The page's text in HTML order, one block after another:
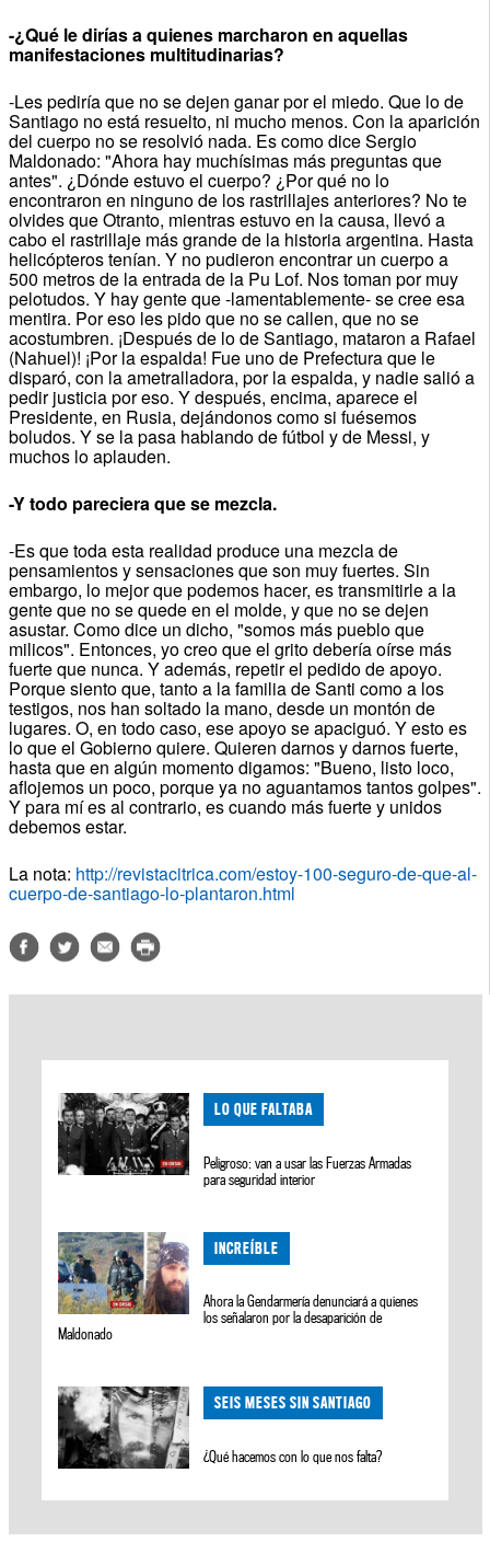
-¿Qué le dirías a quienes marcharon en aquellas
manifestaciones multitudinarias?
-Les pediría que no se dejen ganar por el miedo. Que lo de
Santiago no está resuelto, ni mucho menos. Con la aparición
del cuerpo no se resolvió nada. Es como dice Sergio
Maldonado: "Ahora hay muchísimas más preguntas que
antes". ¿Dónde estuvo el cuerpo? ¿Por qué no lo
encontraron en ninguno de los rastrillajes anteriores? No te
olvides que Otranto, mientras estuvo en la causa, llevó a
cabo el rastrillaje más grande de la historia argentina. Hasta
helicópteros tenían. Y no pudieron encontrar un cuerpo a
500 metros de la entrada de la Pu Lof. Nos toman por muy
pelotudos. Y hay gente que -lamentablemente- se cree esa
mentira. Por eso les pido que no se callen, que no se
acostumbren. ¡Después de lo de Santiago, mataron a Rafael
(Nahuel)! ¡Por la espalda! Fue uno de Prefectura que le
disparó, con la ametralladora, por la espalda, y nadie salió a
pedir justicia por eso. Y después, encima, aparece el
Presidente, en Rusia, dejándonos como si fuésemos
boludos. Y se la pasa hablando de fútbol y de Messi, y
muchos lo aplauden.
-Y todo pareciera que se mezcla.
-Es que toda esta realidad produce una mezcla de
pensamientos y sensaciones que son muy fuertes. Sin
embargo, lo mejor que podemos hacer, es transmitirle a la
gente que no se quede en el molde, y que no se dejen
asustar. Como dice un dicho, "somos más pueblo que
milicos". Entonces, yo creo que el grito debería oírse más
fuerte que nunca. Y además, repetir el pedido de apoyo.
Porque siento que, tanto a la familia de Santi como a los
testigos, nos han soltado la mano, desde un montón de
lugares. O, en todo caso, ese apoyo se apaciguó. Y esto es
lo que el Gobierno quiere. Quieren darnos y darnos fuerte,
hasta que en algún momento digamos: "Bueno, listo loco,
aflojemos un poco, porque ya no aguantamos tantos golpes".
Y para mí es al contrario, es cuando más fuerte y unidos
debemos estar.
La nota: http://revistacitrica.com/estoy-100-seguro-de-que-al-
cuerpo-de-santiago-lo-plantaron.html
LO QUE FALTABA
Peligroso: van a usar las Fuerzas Armadas
para seguridad interior
INCREÍBLE
Ahora la Gendarmería denunciará a quienes
los señalaron por la desaparición de
Maldonado
SEIS MESES SIN SANTIAGO
¿Qué hacemos con lo que nos falta?